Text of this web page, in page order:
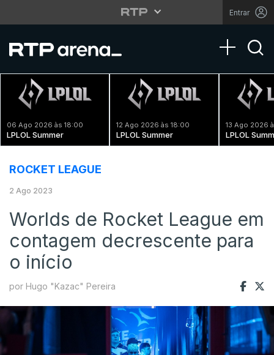
Entrar
Toggle
06 Ago 2026 às 18:00
LPLOL Summer
12 Ago 2026 às 18:00
LPLOL Summer
13 Ago 2026
LPLOL
ROCKET LEAGUE
2 Ago 2023
Worlds de Rocket League em
contagem decrescente para
o início
por Hugo "Kazac" Pereira